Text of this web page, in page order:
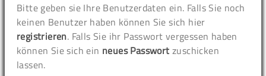
Bitte geben sie Ihre Benutzerdaten ein. Falls Sie noch
keinen Benutzer haben können Sie sich hier
registrieren. Falls Sie ihr Passwort vergessen haben
können Sie sich ein neues Passwort zuschicken
lassen.